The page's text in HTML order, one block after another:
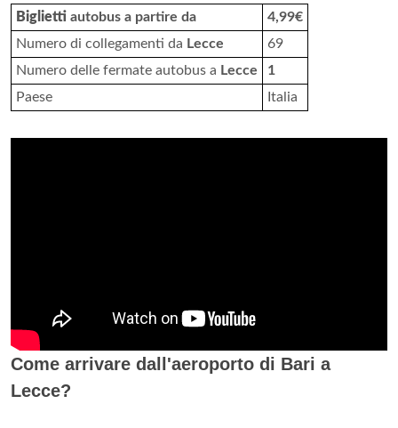
Biglietti autobus a partire da
4,99€
Numero di collegamenti da Lecce
69
Numero delle fermate autobus a Lecce
1
Paese
Italia
Come arrivare dall'aeroporto di Bari a
Lecce?